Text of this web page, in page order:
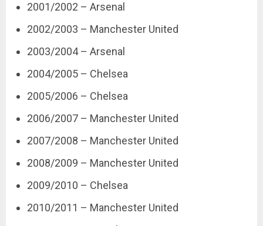
2001/2002 – Arsenal
2002/2003 – Manchester United
2003/2004 – Arsenal
2004/2005 – Chelsea
2005/2006 – Chelsea
2006/2007 – Manchester United
2007/2008 – Manchester United
2008/2009 – Manchester United
2009/2010 – Chelsea
2010/2011 – Manchester United